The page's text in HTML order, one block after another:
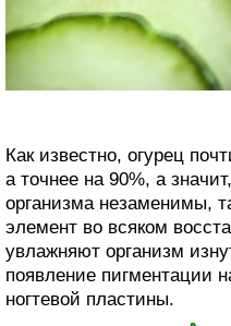
Как известно, огурец
а точнее на 90%, а
организма незаменимы,
элемент во всяком
увлажняют организм
появление пигментации
ногтевой пластины.